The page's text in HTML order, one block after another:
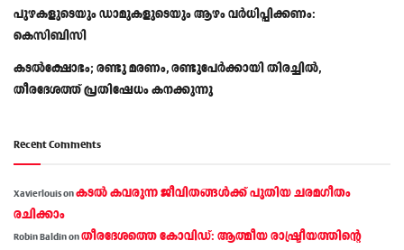
പുഴകളുടെയും ഡാമുകളുടെയും ആഴം വര്‍ധിപ്പിക്കണം:
കെസിബിസി
കടൽക്ഷോഭം; രണ്ടു മരണം, രണ്ടുപേർക്കായി തിരച്ചിൽ,
തീരദേശത്ത് പ്രതിഷേധം കനക്കുന്നു
Recent Comments
Xavierlouisonകടല്‍ കവരുന്ന ജീവിതങ്ങള്‍ക്ക് പുതിയ ചരമഗീതം
രചിക്കാം
Robin Baldinonതീരദേശത്തെ കോവിഡ്: ആത്മീയ രാഷ്ട്രീയത്തിന്റെ